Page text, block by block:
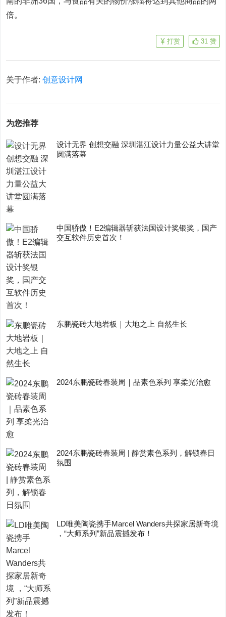
倍。
31 赞
打赏
关于作者:创意设计网
为您推荐
设计无界 创想交融 深圳湛江设计力量公益大讲堂
圆满落幕
中国骄傲！E2编辑器斩获法国设计奖银奖，国产
交互软件历史首次！
东鹏瓷砖大地岩板｜大地之上 自然生长
2024东鹏瓷砖春装周｜品素色系列 享柔光治愈
2024东鹏瓷砖春装周 | 静赏素色系列，解锁春日
氛围
LD唯美陶瓷携手Marcel Wanders共探家居新奇境
，“大师系列”新品震撼发布！